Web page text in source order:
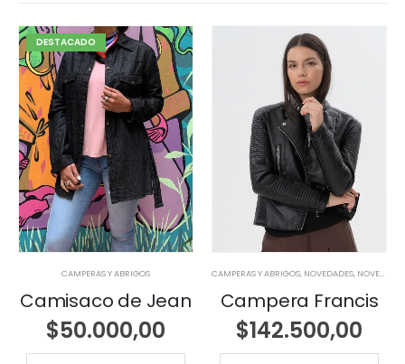
DESTACADO
CAMPERAS Y ABRIGOS
Camisaco de Jean
$50.000,00
CAMPERAS Y ABRIGOS, NOVEDADES, NOVEDADES
Campera Francis
$142.500,00